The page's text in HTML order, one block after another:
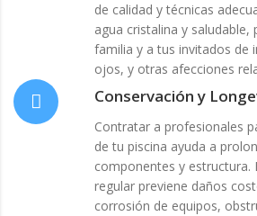
de calidad y técnicas
agua cristalina y
familia y a tus invitados de
ojos, y otras afecciones
Conservación y
Contratar a profesionales
de tu piscina ayuda a
componentes y estructura.
regular previene daños
corrosión de equipos,